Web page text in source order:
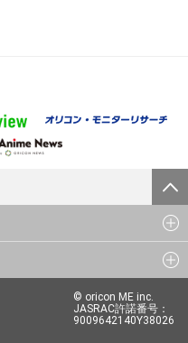
© oricon ME inc.
JASRAC許諾番号：
9009642140Y38026